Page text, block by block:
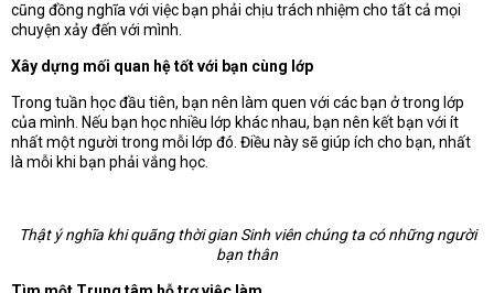
cũng đồng nghĩa với việc bạn phải chịu trách nhiệm cho tất cả mọi
chuyện xảy đến với mình.
Xây dựng mối quan hệ tốt với bạn cùng lớp
Trong tuần học đầu tiên, bạn nên làm quen với các bạn ở trong lớp
của mình. Nếu bạn học nhiều lớp khác nhau, bạn nên kết bạn với ít
nhất một người trong mỗi lớp đó. Điều này sẽ giúp ích cho bạn, nhất
là mỗi khi bạn phải vắng học.
Thật ý nghĩa khi quãng thời gian Sinh viên chúng ta có những người
bạn thân